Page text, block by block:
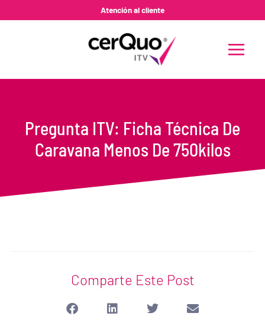
Atención al cliente
MENU
Pregunta ITV: Ficha Técnica De
Caravana Menos De 750kilos
Comparte Este Post